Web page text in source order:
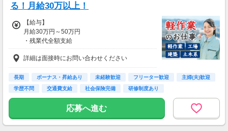
る！月給30万以上！
【給与】
月給30万円～50万円
・残業代全額支給
・資格手当（月1,000円～15,000円）
・運転手当（月10,000円～15,000円）
・給与前払い制度あり（上限40,000円／月）
詳細は面接時にお問い合わせください
長期 ボーナス・昇給あり 未経験歓迎 フリーター歓迎
主婦(夫)歓迎
学歴不問
交通費支給 社会保険完備 研修制度あり
応募へ進む